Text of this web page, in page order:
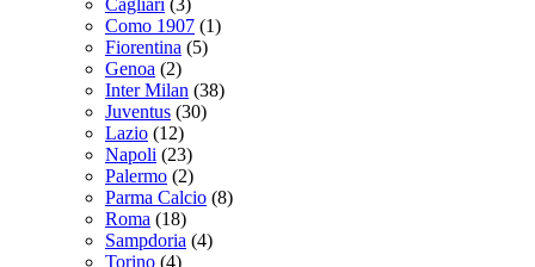
Cagliari (3)
Como 1907 (1)
Fiorentina (5)
Genoa (2)
Inter Milan (38)
Juventus (30)
Lazio (12)
Napoli (23)
Palermo (2)
Parma Calcio (8)
Roma (18)
Sampdoria (4)
Torino (4)